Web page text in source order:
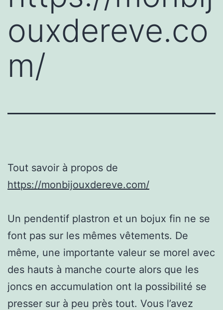
ouxdereve.co
m/
Tout savoir à propos de
https://monbijouxdereve.com/
Un pendentif plastron et un bojux fin ne se
font pas sur les mêmes vêtements. De
même, une importante valeur se morel avec
des hauts à manche courte alors que les
joncs en accumulation ont la possibilité se
presser sur à peu près tout. Vous l’avez